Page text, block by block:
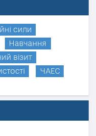
сили
Навчання
візит
ЧАЕС